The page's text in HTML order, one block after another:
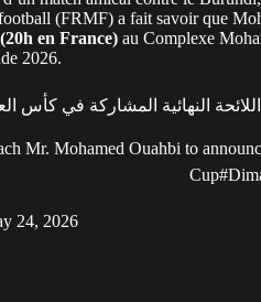
(FRMF) a fait savoir que
en France) au Complexe
2026.
النهائية المشاركة في كأس العالم
Mr. Mohamed Ouahbi to
Cup
24, 2026